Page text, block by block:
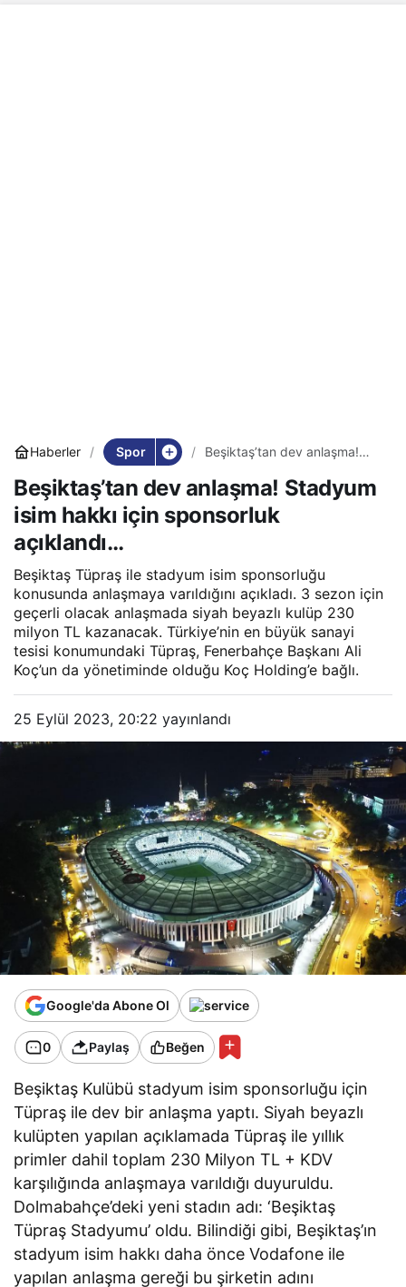
Haberler Spor
Beşiktaş’tan dev anlaşma!
sponsorluk açıklandı…
Beşiktaş’tan dev anlaşma! Stadyum
isim hakkı için sponsorluk
açıklandı…
Beşiktaş Tüpraş ile stadyum isim sponsorluğu
konusunda anlaşmaya varıldığını açıkladı. 3 sezon için
geçerli olacak anlaşmada siyah beyazlı kulüp 230
milyon TL kazanacak. Türkiye’nin en büyük sanayi
tesisi konumundaki Tüpraş, Fenerbahçe Başkanı Ali
Koç’un da yönetiminde olduğu Koç Holding’e bağlı.
25 Eylül 2023, 20:22 yayınlandı
Google'da Abone Ol
0 Paylaş Beğen
Beşiktaş Kulübü stadyum isim sponsorluğu için
Tüpraş ile dev bir anlaşma yaptı. Siyah beyazlı
kulüpten yapılan açıklamada Tüpraş ile yıllık
primler dahil toplam 230 Milyon TL + KDV
karşılığında anlaşmaya varıldığı duyuruldu.
Dolmabahçe’deki yeni stadın adı: ‘Beşiktaş
Tüpraş Stadyumu’ oldu. Bilindiği gibi, Beşiktaş’ın
stadyum isim hakkı daha önce Vodafone ile
yapılan anlaşma gereği bu şirketin adını